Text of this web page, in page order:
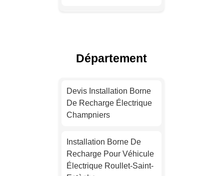
Électrique Toulouse
Nice
Installation Borne De
Département
Devis Installation Borne
De Recharge Électrique
Champniers
Installation Borne De
Recharge Pour Véhicule
Électrique Roullet-Saint-